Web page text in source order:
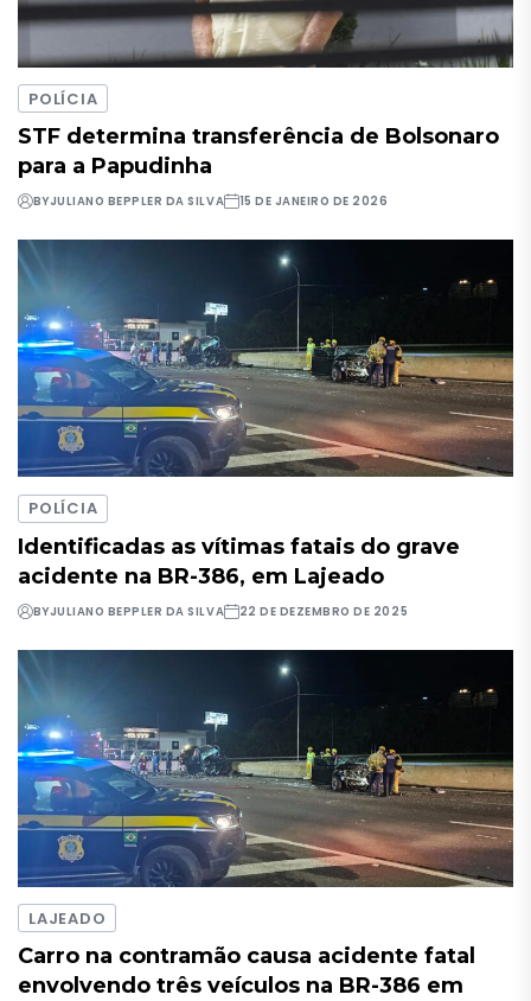
POLÍCIA
STF determina transferência de Bolsonaro
para a Papudinha
BYJULIANO BEPPLER DA SILVA 15 DE JANEIRO DE 2026
POLÍCIA
Identificadas as vítimas fatais do grave
acidente na BR-386, em Lajeado
BYJULIANO BEPPLER DA SILVA 22 DE DEZEMBRO DE 2025
LAJEADO
Carro na contramão causa acidente fatal
envolvendo três veículos na BR-386 em